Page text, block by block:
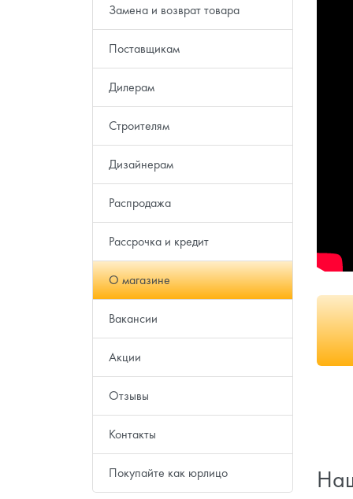
Замена и возврат товара
Поставщикам
Дилерам
Строителям
Дизайнерам
Распродажа
Рассрочка и кредит
О магазине
Вакансии
Акции
Отзывы
Контакты
Покупайте как юрлицо